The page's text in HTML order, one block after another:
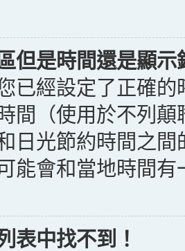
但是時間還是顯示
已經設定了正確
間（使用於不列
日光節約時間之
能會和當地時間
表中找不到！